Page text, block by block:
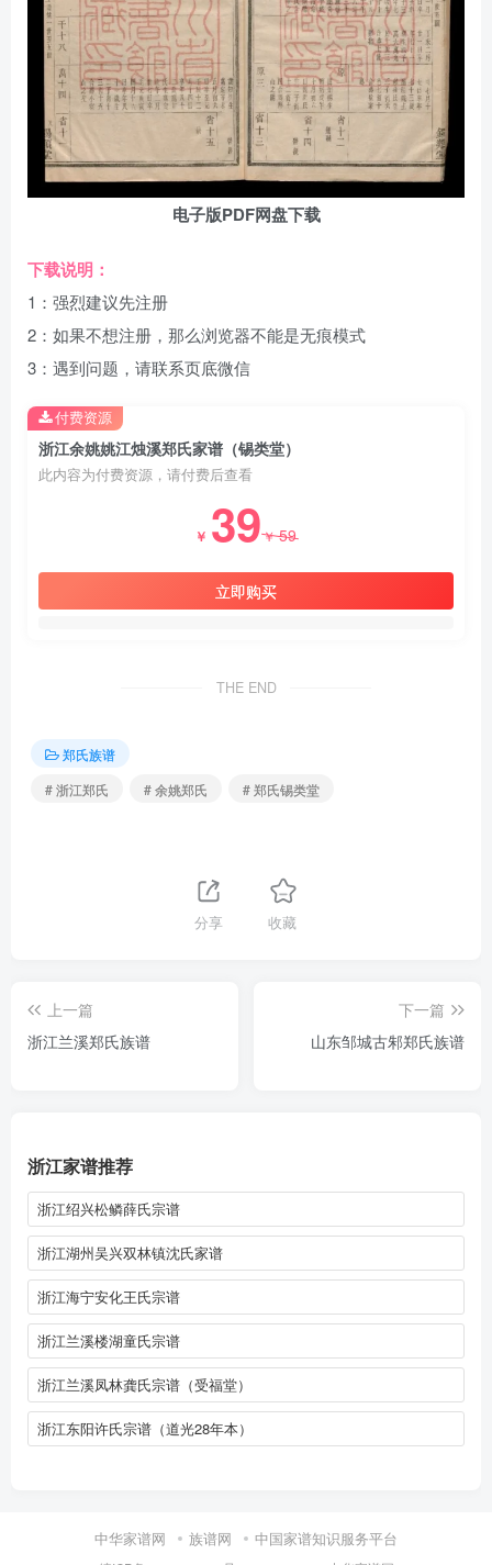
电子版PDF网盘下载
下载说明：
1：强烈建议先注册
2：如果不想注册，那么浏览器不能是无痕模式
3：遇到问题，请联系页底微信
浙江余姚姚江烛溪郑氏家谱（锡类堂）
此内容为付费资源，请付费后查看
￥ 39￥59
立即购买
付费资源
THE END
郑氏族谱
# 浙江郑氏
# 余姚郑氏 # 郑氏锡类堂
分享 收藏
上一篇
浙江兰溪郑氏族谱
下一篇
山东邹城古邾郑氏族谱
浙江家谱推荐
浙江绍兴松鳞薛氏宗谱
浙江湖州吴兴双林镇沈氏家谱
浙江海宁安化王氏宗谱
浙江兰溪楼湖童氏宗谱
浙江兰溪凤林龚氏宗谱（受福堂）
浙江东阳许氏宗谱（道光28年本）
中华家谱网 族谱网 中国家谱知识服务平台